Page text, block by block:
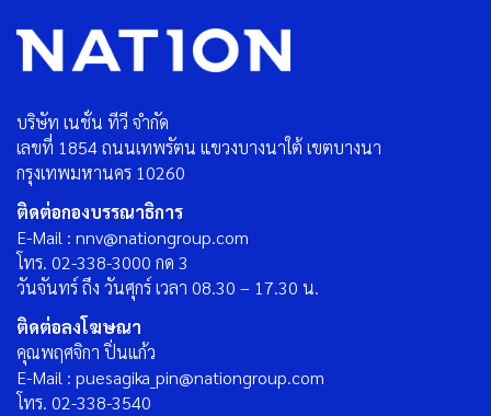
บริษัท เนชั่น ทีวี จำกัด
เลขที่ 1854 ถนนเทพรัตน แขวงบางนาใต้ เขตบางนา
กรุงเทพมหานคร 10260
ติดต่อกองบรรณาธิการ
E-Mail : nnv@nationgroup.com
โทร. 02-338-3000 กด 3
วันจันทร์ ถึง วันศุกร์ เวลา 08.30 – 17.30 น.
ติดต่อลงโฆษณา
คุณพฤศจิกา ปิ่นแก้ว
E-Mail : puesagika_pin@nationgroup.com
โทร. 02-338-3540